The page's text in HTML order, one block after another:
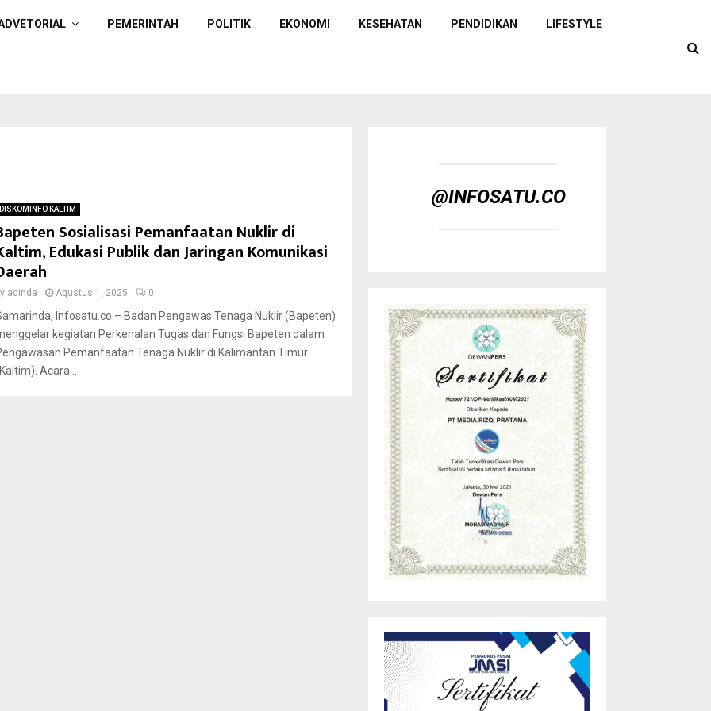
PEMERINTAH POLITIK EKONOMI KESEHATAN PENDIDIKAN LIFESTYLE
DISKOMINFO KALTIM
Sosialisasi Pemanfaatan Nuklir di
Edukasi Publik dan Jaringan Komunikasi
adinda Agustus 1, 2025 0
Infosatu.co – Badan Pengawas Tenaga Nuklir (Bapeten)
kegiatan Perkenalan Tugas dan Fungsi Bapeten dalam
Pemanfaatan Tenaga Nuklir di Kalimantan Timur
Acara...
@INFOSATU.CO